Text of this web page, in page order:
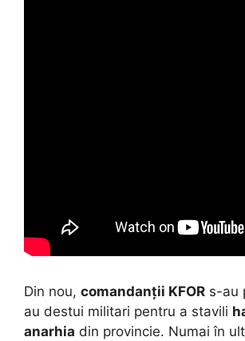
Din nou, comandanții KFOR s-au
au destui militari pentru a stavili
anarhia din provincie. Numai în